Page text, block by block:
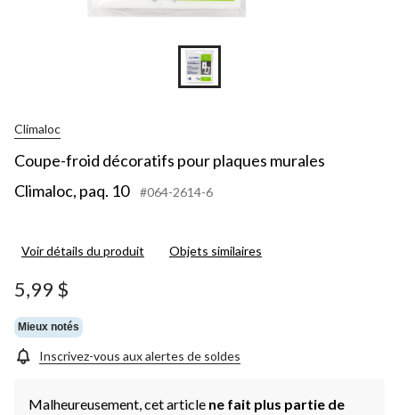
Climaloc
Coupe-froid décoratifs pour plaques murales
Climaloc, paq. 10
#064-2614-6
Voir détails du produit Objets similaires
5,99 $
Mieux notés
Inscrivez-vous aux alertes de soldes
Malheureusement, cet article ne fait plus partie de